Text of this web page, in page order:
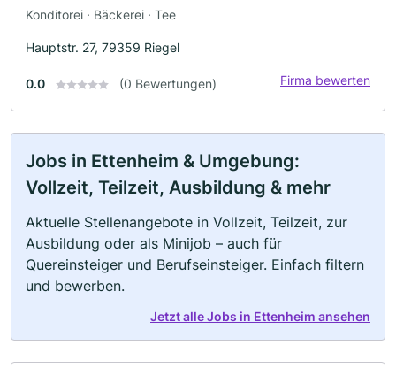
Konditorei · Bäckerei · Tee
Hauptstr. 27, 79359 Riegel
0.0 (0 Bewertungen) Firma bewerten
Jobs in Ettenheim & Umgebung:
Vollzeit, Teilzeit, Ausbildung & mehr
Aktuelle Stellenangebote in Vollzeit, Teilzeit, zur
Ausbildung oder als Minijob – auch für
Quereinsteiger und Berufseinsteiger. Einfach filtern
und bewerben.
Jetzt alle Jobs in Ettenheim ansehen